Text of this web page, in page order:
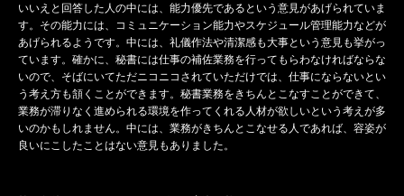
いいえと回答した人の中には、能力優先であるという意見があげられていま
す。その能力には、コミュニケーション能力やスケジュール管理能力などが
あげられるようです。中には、礼儀作法や清潔感も大事という意見も挙がっ
ています。確かに、秘書には仕事の補佐業務を行ってもらわなければならな
いので、そばにいてただニコニコされていただけでは、仕事にならないとい
う考え方も頷くことができます。秘書業務をきちんとこなすことができて、
業務が滞りなく進められる環境を作ってくれる人材が欲しいという考えが多
いのかもしれません。中には、業務がきちんとこなせる人であれば、容姿が
良いにこしたことはない意見もありました。